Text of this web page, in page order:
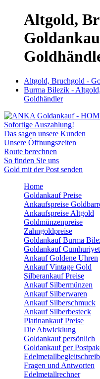
Altgold,
Altgold, Bruchgold -
Burma Bilezik -
Goldhändler
Sofortige Auszahlung!
Das sagen unsere Kunden
Unsere Öffnungszeiten
Route berechnen
So finden Sie uns
Gold mit der Post senden
Home
Goldankauf Preise
Ankaufspreise
Ankaufspreise Altgold
Goldmünzenpreise
Zahngoldpreise
Goldankauf Burma
Goldankauf Cumhuriyet
Ankauf Goldene Uhren
Ankauf Vintage Gold
Silberankauf Preise
Ankauf Silbermünzen
Ankauf Silberwaren
Ankauf Silberschmuck
Ankauf Silberbesteck
Platinankauf Preise
Die Abwicklung
Goldankauf persönlich
Goldankauf per
Fragen und Antworten
Edelmetallrechner